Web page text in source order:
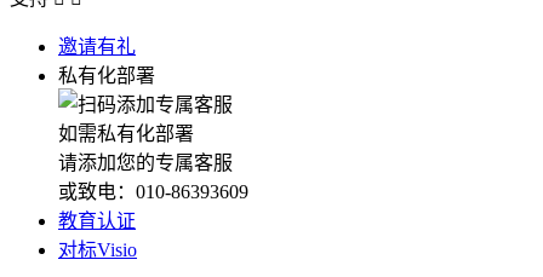
邀请有礼
私有化部署
如需私有化部署
请添加您的专属客服
或致电：010-86393609
教育认证
对标Visio